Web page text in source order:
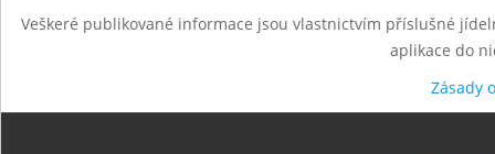
Veškeré publikované informace jsou vlastnictvím příslušné
aplikace do
Zásady